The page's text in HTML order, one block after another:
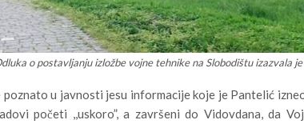
o postavljanju izložbe vojne tehnike na Slobodištu izazvala
u javnosti jesu informacije koje je Pantelić
početi ,,uskoro”, a završeni do Vidovdana, da